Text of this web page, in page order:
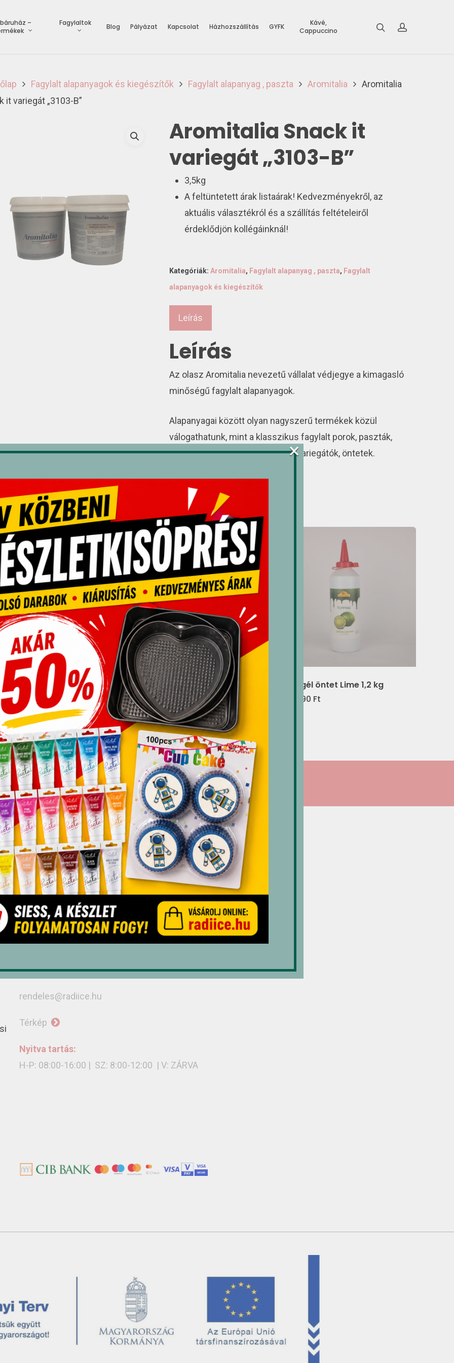
–
Fagylaltok Blog Pályázat Kapcsolat Házhozszállítás GYFK
Kávé,
Cappuccino
Fagylalt alapanyagok és kiegészítők Fagylalt alapanyag , paszta Aromitalia
Aromitalia
it variegát „3103-B”
Aromitalia Snack it
variegát „3103-B”
3,5kg
A feltüntetett árak listaárak! Kedvezményekről, az
aktuális választékról és a szállítás feltételeiről
érdeklődjön kollégáinknál!
Kategóriák: Aromitalia, Fagylalt alapanyag , paszta, Fagylalt
alapanyagok és kiegészítők
Leírás
Leírás
Az olasz Aromitalia nevezetű vállalat védjegye a kimagasló
minőségű fagylalt alapanyagok.
Alapanyagai között olyan nagyszerű termékek közül
válogathatunk, mint a klasszikus fagylalt porok, paszták,
gyümölcspaszták, tejes alapok, variegátók, öntetek.
termékek
öntet csokoládé 1 kg
Ft
M-gél öntet cappuccino 1,2
kg
3,378Ft
M-gél öntet Lime 1,2 kg
2,290 Ft
Üzletünk
Debrecen, Monostorpályi út 9-11, 4030
+36/52 439-424
+36/30 636-3775
+36/30 599-9079
rendeles@radiice.hu
Térkép
Nyitva tartás:
H-P: 08:00-16:00 | SZ: 8:00-12:00 | V: ZÁRVA
×